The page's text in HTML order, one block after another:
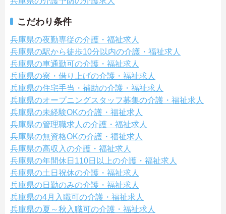
こだわり条件
兵庫県の夜勤専従の介護・福祉求人
兵庫県の駅から徒歩10分以内の介護・福祉求人
兵庫県の車通勤可の介護・福祉求人
兵庫県の寮・借り上げの介護・福祉求人
兵庫県の住宅手当・補助の介護・福祉求人
兵庫県のオープニングスタッフ募集の介護・福祉求人
兵庫県の未経験OKの介護・福祉求人
兵庫県の管理職求人の介護・福祉求人
兵庫県の無資格OKの介護・福祉求人
兵庫県の高収入の介護・福祉求人
兵庫県の年間休日110日以上の介護・福祉求人
兵庫県の土日祝休の介護・福祉求人
兵庫県の日勤のみの介護・福祉求人
兵庫県の4月入職可の介護・福祉求人
兵庫県の夏～秋入職可の介護・福祉求人